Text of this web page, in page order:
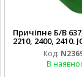
Причіпне Б/В
2210, 2400, 2410.
Код:
В